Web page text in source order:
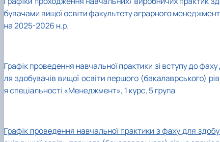
бувачами вищої освіти факультету аграрного
на2025-2026 н.р.
Графік проведення навчальної практики зі вступу до фаху
ля здобувачів вищої освіти першого (бакалаврського)
я спеціальності «Менеджмент», 1 курс, 5 група
Графік проведення навчальної практики з фаху для